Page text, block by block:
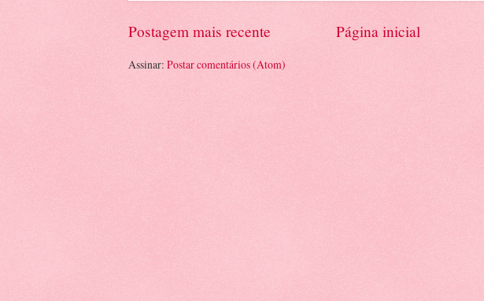
Postagem mais recente Página inicial
Assinar: Postar comentários (Atom)